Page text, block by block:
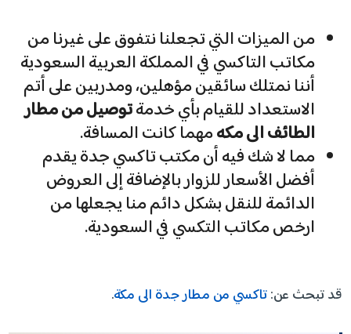
من الميزات التي تجعلنا نتفوق على غيرنا من
مكاتب التاكسي في المملكة العربية السعودية
أننا نمتلك سائقين مؤهلين، ومدربين على أتم
الاستعداد للقيام بأي خدمةتوصيل من مطار
الطائف الى مكهمهما كانت المسافة.
مما لا شك فيه أن مكتب تاكسي جدة يقدم
أفضل الأسعار للزوار بالإضافة إلى العروض
الدائمة للنقل بشكل دائم منا يجعلها من
ارخص مكاتب التكسي في السعودية.
قد تبحث عن:تاكسي من مطار جدة الى مكة.